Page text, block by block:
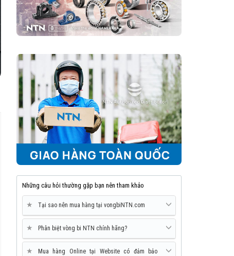
Những câu hỏi thường gặp bạn nên tham khảo
★ Tại sao nên mua hàng tại vongbiNTN.com
★ Phân biệt vòng bi NTN chính hãng?
★
Mua hàng Online tại Website có đảm bảo